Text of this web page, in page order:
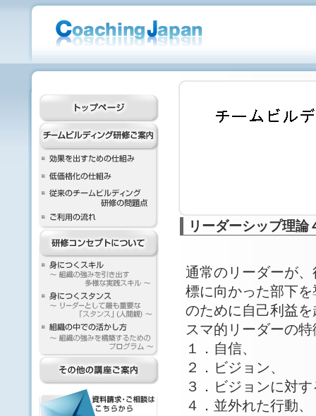
リーダーシップ理
通常のリーダーが
標に向かった部下
のために自己利益
スマ的リーダーの
１．自信、
２．ビジョン、
３．ビジョンに対
４．並外れた行動、